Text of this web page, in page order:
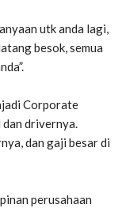
utk anda lagi,
besok, semua
Corporate
drivernya.
dan gaji besar di
perusahaan